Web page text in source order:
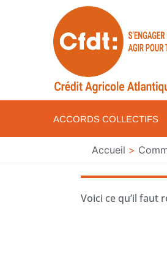
ACCORDS COLLECTIFS
Accueil
Voici ce qu’il faut